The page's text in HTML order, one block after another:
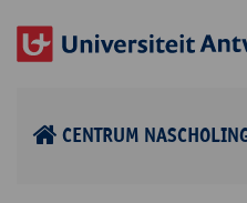
CENTRUM